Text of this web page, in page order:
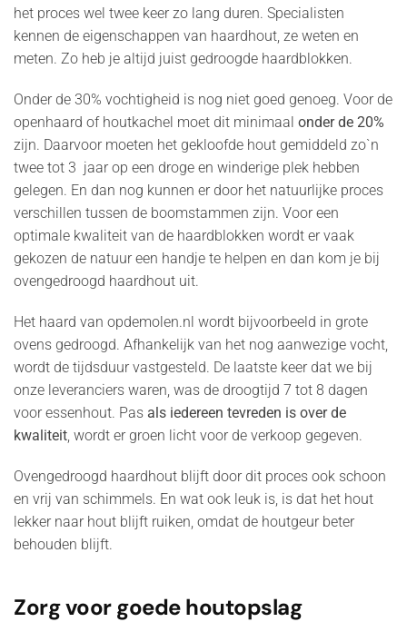
het proces wel twee keer zo lang duren. Specialisten
kennen de eigenschappen van haardhout, ze weten en
meten. Zo heb je altijd juist gedroogde haardblokken.
Onder de 30% vochtigheid is nog niet goed genoeg. Voor de
openhaard of houtkachel moet dit minimaal onder de 20%
zijn. Daarvoor moeten het gekloofde hout gemiddeld zo`n
twee tot 3 jaar op een droge en winderige plek hebben
gelegen. En dan nog kunnen er door het natuurlijke proces
verschillen tussen de boomstammen zijn. Voor een
optimale kwaliteit van de haardblokken wordt er vaak
gekozen de natuur een handje te helpen en dan kom je bij
ovengedroogd haardhout uit.
Het haard van opdemolen.nl wordt bijvoorbeeld in grote
ovens gedroogd. Afhankelijk van het nog aanwezige vocht,
wordt de tijdsduur vastgesteld. De laatste keer dat we bij
onze leveranciers waren, was de droogtijd 7 tot 8 dagen
voor essenhout. Pas als iedereen tevreden is over de
kwaliteit, wordt er groen licht voor de verkoop gegeven.
Ovengedroogd haardhout blijft door dit proces ook schoon
en vrij van schimmels. En wat ook leuk is, is dat het hout
lekker naar hout blijft ruiken, omdat de houtgeur beter
behouden blijft.
Zorg voor goede houtopslag